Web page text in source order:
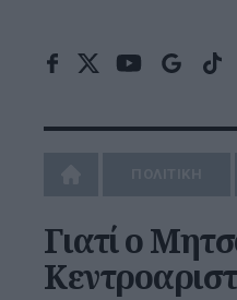
Γιατί ο